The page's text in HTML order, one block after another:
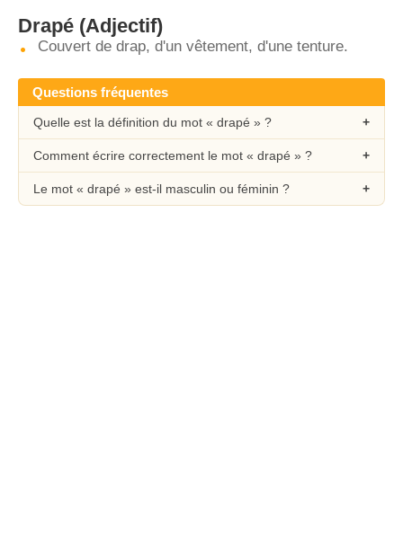
Drapé (Adjectif)
Couvert de drap, d'un vêtement, d'une tenture.
Questions fréquentes
Quelle est la définition du mot « drapé » ?
Comment écrire correctement le mot « drapé » ?
Le mot « drapé » est-il masculin ou féminin ?